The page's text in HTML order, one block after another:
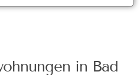
in Bad